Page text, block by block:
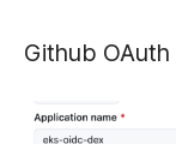
Github OAuth